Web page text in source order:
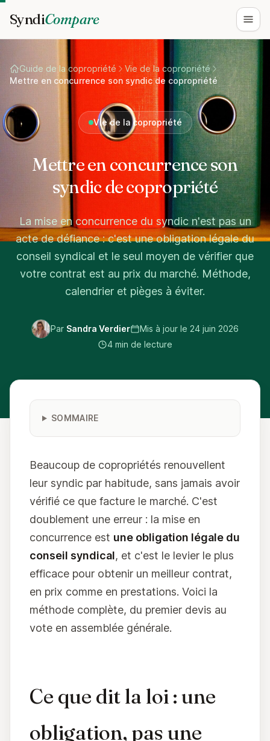
SyndiCompare
Guide de la copropriété
Vie de la copropriété
Mettre en concurrence son syndic de copropriété
Vie de la copropriété
Mettre en concurrence son
syndic de copropriété
La mise en concurrence du syndic n'est pas un
acte de défiance : c'est une obligation légale du
conseil syndical et le seul moyen de vérifier que
votre contrat est au prix du marché. Méthode,
calendrier et pièges à éviter.
Par Sandra Verdier Mis à jour le 24 juin 2026
4 min de lecture
SOMMAIRE
Beaucoup de copropriétés renouvellent
leur syndic par habitude, sans jamais avoir
vérifié ce que facture le marché. C'est
doublement une erreur : la mise en
concurrence est une obligation légale du
conseil syndical, et c'est le levier le plus
efficace pour obtenir un meilleur contrat,
en prix comme en prestations. Voici la
méthode complète, du premier devis au
vote en assemblée générale.
Ce que dit la loi : une
obligation, pas une